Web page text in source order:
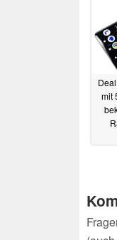
mit